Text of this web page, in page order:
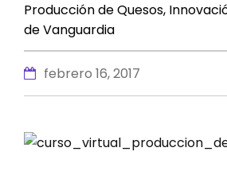
Producción de Quesos,
de Vanguardia
febrero 16, 2017